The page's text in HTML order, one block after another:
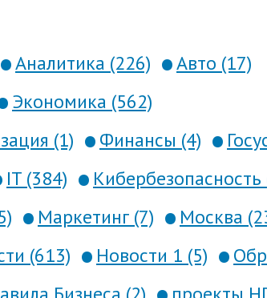
Аналитика (226)
Авто (17)
Экономика (562)
(1) Финансы (4)
IT (384)
Кибербезопасность
Маркетинг (7)
Москва
(613) Новости 1 (5)